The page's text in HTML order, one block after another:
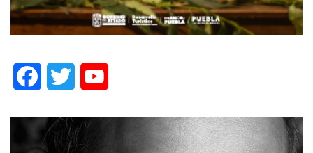
FacebookTwitter